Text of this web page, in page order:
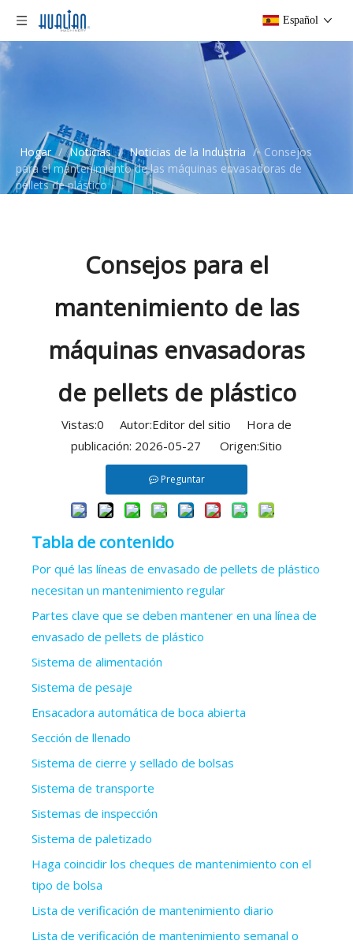
Español
Hogar / Noticias / Noticias de la Industria / Consejos
para el mantenimiento de las máquinas envasadoras de
pellets de plástico
Consejos para el
mantenimiento de las
máquinas envasadoras
de pellets de plástico
Vistas:0 Autor:Editor del sitio Hora de
publicación: 2026-05-27 Origen:Sitio
Preguntar
Tabla de contenido
Por qué las líneas de envasado de pellets de plástico
necesitan un mantenimiento regular
Partes clave que se deben mantener en una línea de
envasado de pellets de plástico
Sistema de alimentación
Sistema de pesaje
Ensacadora automática de boca abierta
Sección de llenado
Sistema de cierre y sellado de bolsas
Sistema de transporte
Sistemas de inspección
Sistema de paletizado
Haga coincidir los cheques de mantenimiento con el
tipo de bolsa
Lista de verificación de mantenimiento diario
Lista de verificación de mantenimiento semanal o